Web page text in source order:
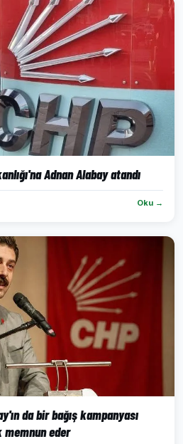
Adnan Alabay atandı
Oku →
da bir bağış kampanyası
memnun eder